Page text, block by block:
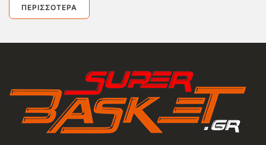
ΠΕΡΙΣΣΌΤΕΡΑ